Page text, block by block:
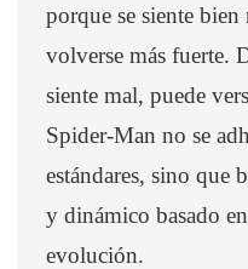
porque se siente
volverse más fuerte.
siente mal, puede
Spider-Man no se
estándares, sino que
y dinámico basado
evolución.